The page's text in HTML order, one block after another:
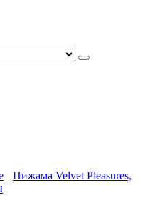
Пижама Velvet Pleasures,